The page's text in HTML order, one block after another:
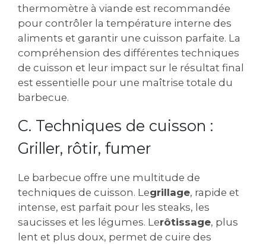
thermomètre à viande est recommandée
pour contrôler la température interne des
aliments et garantir une cuisson parfaite. La
compréhension des différentes techniques
de cuisson et leur impact sur le résultat final
est essentielle pour une maîtrise totale du
barbecue.
C. Techniques de cuisson :
Griller, rôtir, fumer
Le barbecue offre une multitude de
techniques de cuisson. Legrillage, rapide et
intense, est parfait pour les steaks, les
saucisses et les légumes. Lerôtissage, plus
lent et plus doux, permet de cuire des